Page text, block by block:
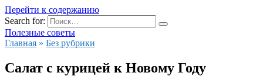
Перейти к содержанию
Search for:
Полезные советы
Главная » Без рубрики
Салат с курицей к Новому Году